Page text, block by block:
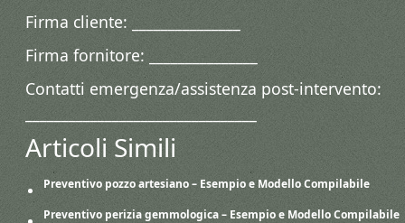
Firma cliente: _______________
Firma fornitore: _______________
Contatti emergenza/assistenza post-intervento:
________________________________
Articoli Simili
Preventivo pozzo artesiano – Esempio e Modello Compilabile
Preventivo perizia gemmologica​ – Esempio e Modello Compilabile